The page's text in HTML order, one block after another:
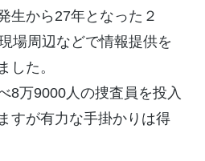
生から27年となった２
場周辺などで情報提供を
した。
8万9000人の捜査員を投入
すが有力な手掛かりは得